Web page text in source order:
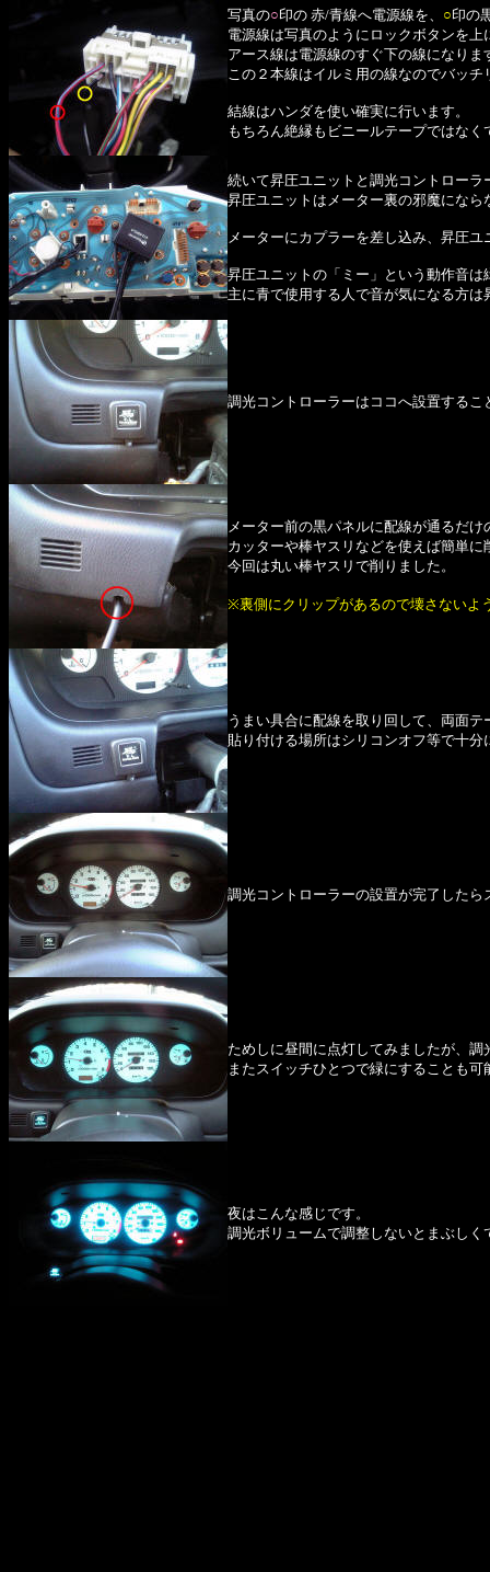
写真の○印の 赤/青線へ電源線を、 ○印の
電源線は写真のようにロックボタンを
アース線は電源線のすぐ下の線になりま
この２本線はイルミ用の線なのでバッチ
結線はハンダを使い確実に行います。
もちろん絶縁もビニールテープではな
続いて昇圧ユニットと調光コントローラ
昇圧ユニットはメーター裏の邪魔にな
メーターにカプラーを差し込み、昇圧
昇圧ユニットの「ミー」という動作音は
主に青で使用する人で音が気になる方
調光コントローラーはココへ設置するこ
メーター前の黒パネルに配線が通るだけ
カッターや棒ヤスリなどを使えば簡単に
今回は丸い棒ヤスリで削りました。
※裏側にクリップがあるので壊さないよ
うまい具合に配線を取り回して、両面テ
貼り付ける場所はシリコンオフ等で十分
調光コントローラーの設置が完了した
ためしに昼間に点灯してみましたが、
またスイッチひとつで緑にすることも可
夜はこんな感じです。
調光ボリュームで調整しないとまぶしく